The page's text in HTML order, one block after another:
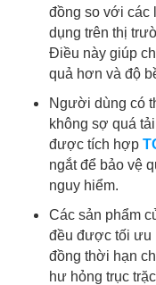
đồng so với các
dụng trên thị
Điều này giúp
quả hơn và độ
Người dùng có
không sợ quá
được tích hợp
ngắt để bảo vệ
nguy hiểm.
Các sản phẩm
đều được tối ưu
đồng thời hạn
hư hỏng trục